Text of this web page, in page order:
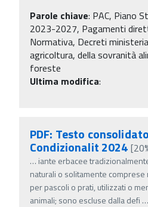
Parole chiave: PAC, Piano
2023-2027, Pagamenti
Normativa, Decreti
agricoltura, della sovranità
foreste
Ultima modifica:
PDF: Testo
Condizionalit 2024
… iante erbacee
naturali o solitamente comprese
per pascoli o prati, utilizzati o
animali; sono escluse dalla defi …